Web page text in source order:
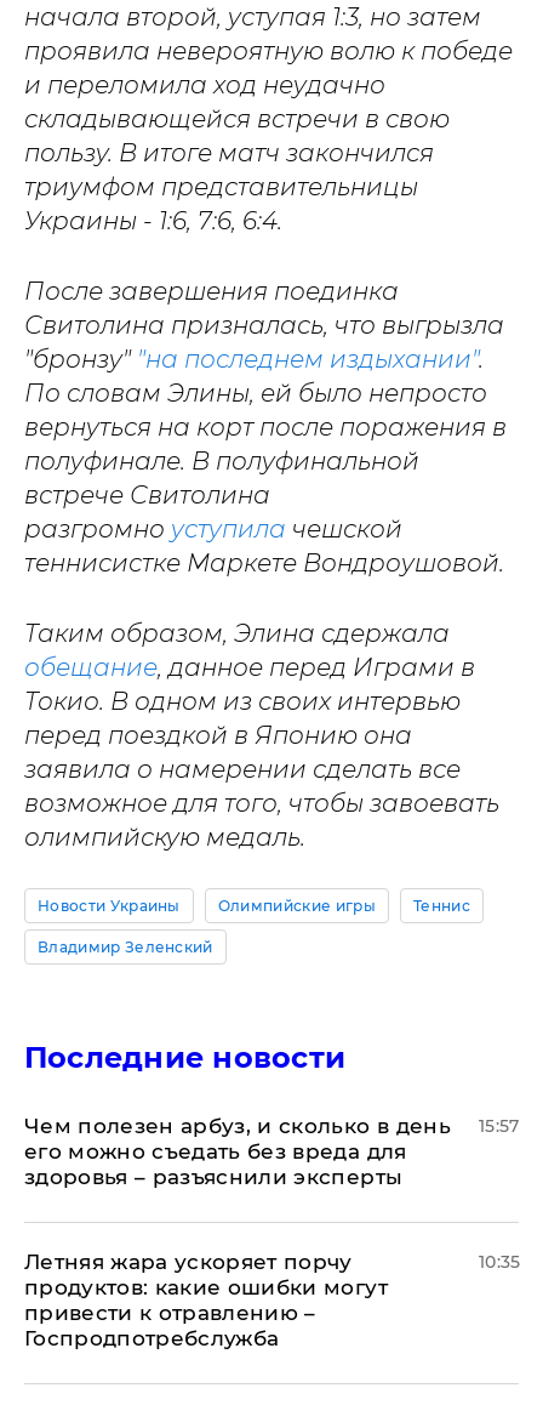
начала второй, уступая 1:3, но затем
проявила невероятную волю к победе
и переломила ход неудачно
складывающейся встречи в свою
пользу. В итоге матч закончился
триумфом представительницы
Украины - 1:6, 7:6, 6:4.
После завершения поединка
Свитолина призналась, что выгрызла
"бронзу" "на последнем издыхании".
По словам Элины, ей было непросто
вернуться на корт после поражения в
полуфинале. В полуфинальной
встрече Свитолина
разгромно уступила чешской
теннисистке Маркете Вондроушовой.
Таким образом, Элина сдержала
обещание, данное перед Играми в
Токио. В одном из своих интервью
перед поездкой в Японию она
заявила о намерении сделать все
возможное для того, чтобы завоевать
олимпийскую медаль.
Новости Украины Олимпийские игры Теннис
Владимир Зеленский
Последние новости
Чем полезен арбуз, и сколько в день
его можно съедать без вреда для
здоровья – разъяснили эксперты
15:57
Летняя жара ускоряет порчу
продуктов: какие ошибки могут
привести к отравлению –
Госпродпотребслужба
10:35